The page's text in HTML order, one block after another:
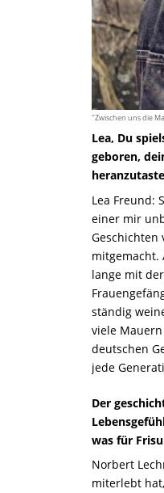
"Zwischen uns die
Lea, Du
geboren,
Lea Freund:
einer mir
Geschichten
mitgemacht.
lange mit
ständig
viele
deutschen
jede
Der
was für
Norbert
miterlebt